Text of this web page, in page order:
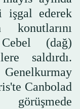
işgal ederek
(dağ)
saldırdı.
Canbolad